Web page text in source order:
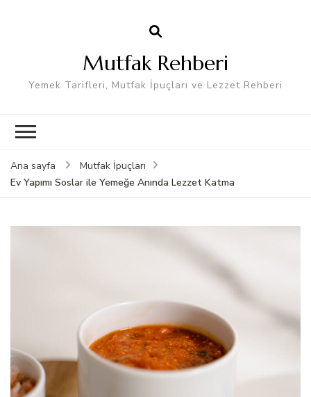
Mutfak Rehberi
Yemek Tarifleri, Mutfak İpuçları ve Lezzet Rehberi
Ana sayfa
Mutfak İpuçları
Ev Yapımı Soslar ile Yemeğe Anında Lezzet Katma